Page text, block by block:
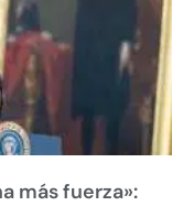
más fuerza»: